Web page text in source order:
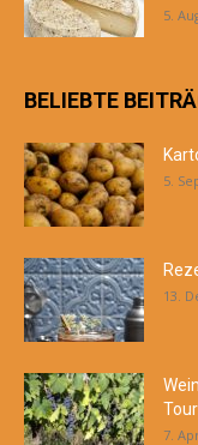
5.
BELIEBTE
5.
13.
7.